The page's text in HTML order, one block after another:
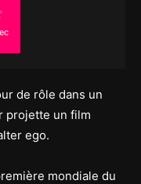
de rôle dans un
projette un film
ego.
mondiale du